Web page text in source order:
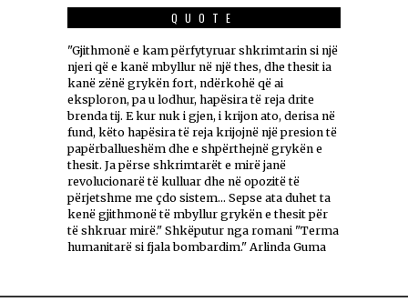
QUOTE
"Gjithmonë e kam përfytyruar shkrimtarin si një
njeri që e kanë mbyllur në një thes, dhe thesit ia
kanë zënë grykën fort, ndërkohë që ai
eksploron, pa u lodhur, hapësira të reja drite
brenda tij. E kur nuk i gjen, i krijon ato, derisa në
fund, këto hapësira të reja krijojnë një presion të
papërballueshëm dhe e shpërthejnë grykën e
thesit. Ja përse shkrimtarët e mirë janë
revolucionarë të kulluar dhe në opozitë të
përjetshme me çdo sistem... Sepse ata duhet ta
kenë gjithmonë të mbyllur grykën e thesit për
të shkruar mirë." Shkëputur nga romani "Terma
humanitarë si fjala bombardim." Arlinda Guma